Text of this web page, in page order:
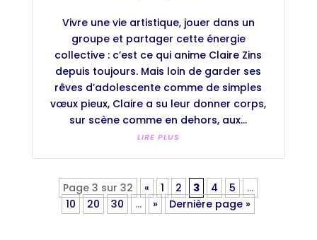
Vivre une vie artistique, jouer dans un
groupe et partager cette énergie
collective : c’est ce qui anime Claire Zins
depuis toujours. Mais loin de garder ses
rêves d’adolescente comme de simples
vœux pieux, Claire a su leur donner corps,
sur scène comme en dehors, aux...
LIRE PLUS
Page 3 sur 32 « 1 2 3 4 5
…
10
20 30 … » Dernière page »